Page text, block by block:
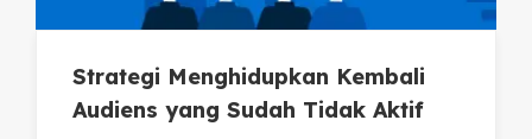
Strategi Menghidupkan Kembali
Audiens yang Sudah Tidak Aktif